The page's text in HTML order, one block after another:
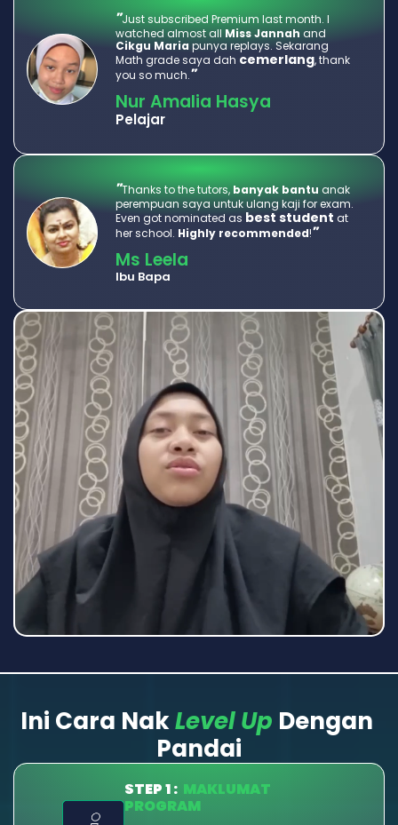
"Just subscribed Premium last month. I
watched almost all Miss Jannah
Cikgu Maria punya replays. Sekarang
Math grade saya dah cemerlang, thank
you so much."
Nur Amalia Hasya
Pelajar
"Thanks to the tutors, banyak bantu anak
perempuan saya untuk ulang kaji for exam.
Even got nominated as best student at
her school. Highly recommended!"
Ms Leela
Ibu Bapa
Ini Cara Nak Level Up Dengan
Pandai
STEP 1 : MAKLUMAT
PROGRAM